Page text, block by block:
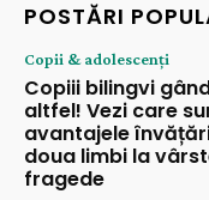
POSTĂRI
Copii & adolescenți
Copiii bilingvi
altfel! Vezi care
avantajele
doua limbi la
fragede